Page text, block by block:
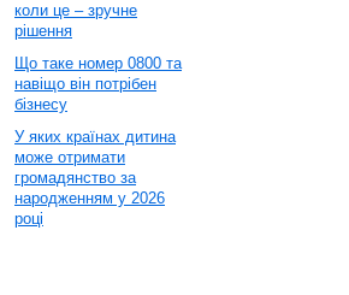
коли це – зручне
рішення
Що таке номер 0800 та
навіщо він потрібен
бізнесу
У яких країнах дитина
може отримати
громадянство за
народженням у 2026
році